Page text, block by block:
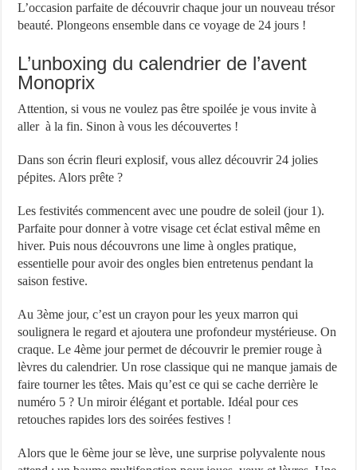
L’occasion parfaite de découvrir chaque jour un nouveau trésor
beauté. Plongeons ensemble dans ce voyage de 24 jours !
L’unboxing du calendrier de l’avent
Monoprix
Attention, si vous ne voulez pas être spoilée je vous invite à
aller à la fin. Sinon à vous les découvertes !
Dans son écrin fleuri explosif, vous allez découvrir 24 jolies
pépites. Alors prête ?
Les festivités commencent avec une poudre de soleil (jour 1).
Parfaite pour donner à votre visage cet éclat estival même en
hiver. Puis nous découvrons une lime à ongles pratique,
essentielle pour avoir des ongles bien entretenus pendant la
saison festive.
Au 3ème jour, c’est un crayon pour les yeux marron qui
soulignera le regard et ajoutera une profondeur mystérieuse. On
craque. Le 4ème jour permet de découvrir le premier rouge à
lèvres du calendrier. Un rose classique qui ne manque jamais de
faire tourner les têtes. Mais qu’est ce qui se cache derrière le
numéro 5 ? Un miroir élégant et portable. Idéal pour ces
retouches rapides lors des soirées festives !
Alors que le 6ème jour se lève, une surprise polyvalente nous